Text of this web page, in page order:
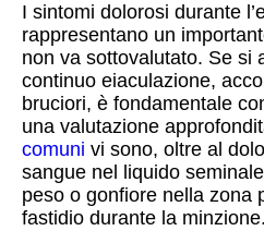
I sintomi dolorosi durante
rappresentano un
non va sottovalutato. Se si
continuo eiaculazione,
bruciori, è fondamentale
una valutazione
comuni vi sono, oltre al
sangue nel liquido
peso o gonfiore nella zona
fastidio durante la minzione.